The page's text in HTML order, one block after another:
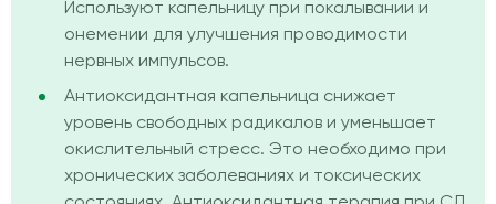
Используют капельницу при покалывании и
онемении для улучшения проводимости
нервных импульсов.
Антиоксидантная капельница снижает
уровень свободных радикалов и уменьшает
окислительный стресс. Это необходимо при
хронических заболеваниях и токсических